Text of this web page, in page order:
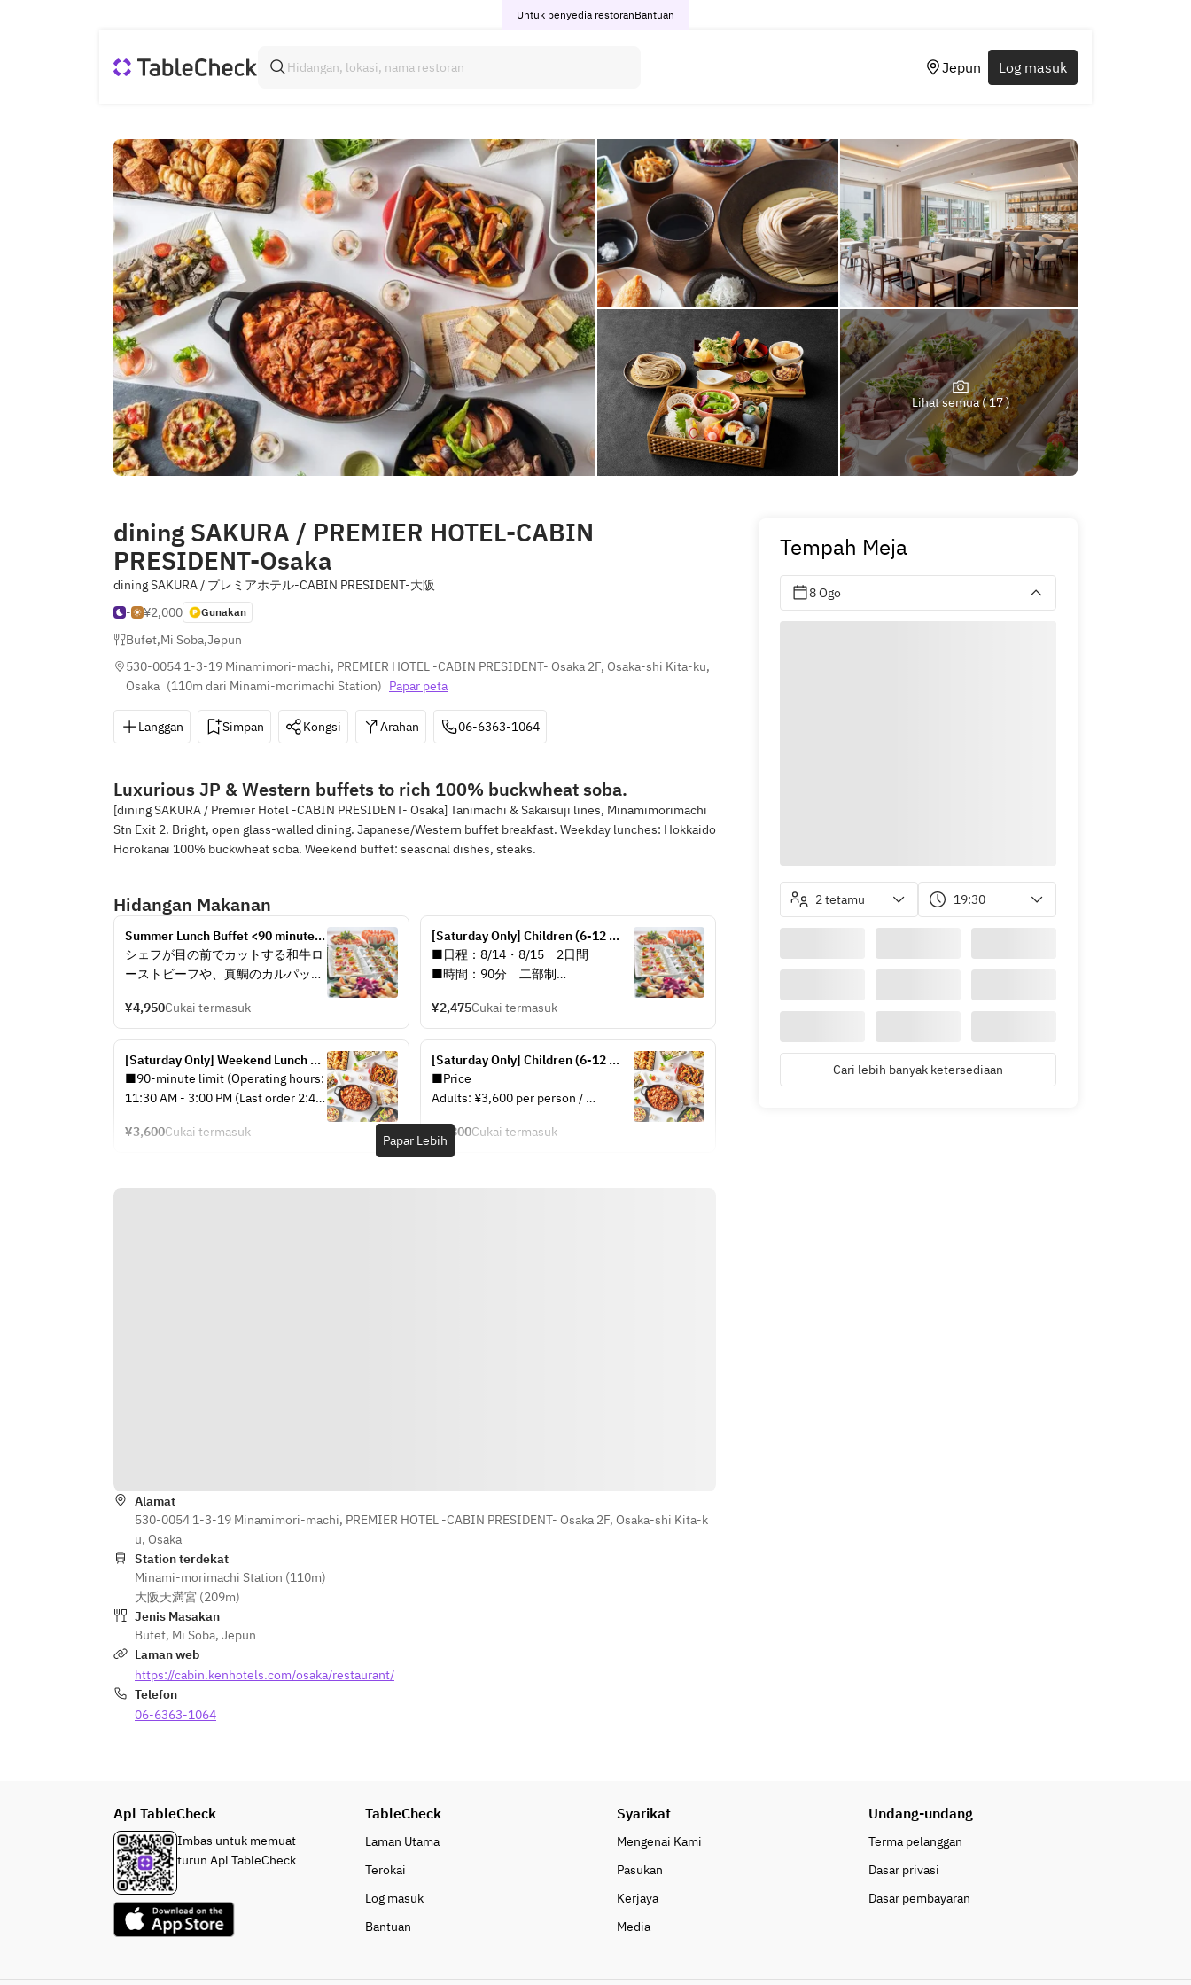
Untuk penyedia restoranBantuan
Jepun Log masuk
Lihat semua ( 17 )
dining SAKURA / PREMIER HOTEL-CABIN
PRESIDENT-Osaka
dining SAKURA / プレミアホテル-CABIN PRESIDENT-大阪
-
¥2,000 Gunakan
Bufet,Mi Soba,Jepun
530-0054 1-3-19 Minamimori-machi, PREMIER HOTEL -CABIN PRESIDENT- Osaka 2F, Osaka-shi Kita-ku,
Osaka (110m dari Minami-morimachi Station) Papar peta
Langgan Simpan Kongsi Arahan 06-6363-1064
Luxurious JP & Western buffets to rich 100% buckwheat soba.
[dining SAKURA / Premier Hotel -CABIN PRESIDENT- Osaka] Tanimachi & Sakaisuji lines, Minamimorimachi
Stn Exit 2. Bright, open glass-walled dining. Japanese/Western buffet breakfast. Weekday lunches: Hokkaido
Horokanai 100% buckwheat soba. Weekend buffet: seasonal dishes, steaks.
Hidangan Makanan
Summer Lunch Buffet <90 minutes,
two sessions>
シェフが目の前でカットする和牛ロ
ーストビーフや、真鯛のカルパッチ
プなど海の幸を盛り合わせた“フリ
ュイドメール”、海老天と夏の食材
の天麩羅など多彩なメニューをご用
意いたします。
マール海老のグリル」をプレゼン
に、是非ご利用くださいませ。
自家製鶏ハムの葱塩ソース／老舗京
豆腐のお豆腐と烏賊のチョレギサラ
ダ／ホテルメイドのポテトサラダ／
彩り野菜と小エビのエスニックサラ
ダ／ローストポークのデリサラダ風
／サーモンとズッキーニのマリネ／
トウモロコシのブランマンジェ／‶
パンとエスプレッソと″のプレミア
ブレッド使用 厚焼き玉子サンドイッ
チ／和牛ブリオッシュバーガー、枝
豆フムスのオープンサンド
鰻の混ぜご飯／赤魚の柚庵焼き／和
ティアン／白身魚のソテー プロバン
ス風／本日のキッシュ／ガスパチョ
スープ／牛すじカレー／大阪名物肉
吸い／豚の角煮／あたり雲丹の冷製
茶碗蒸し／おぼろ豆腐／海老と季節
の食材を使った天婦羅／豚汁／白ご
飯
¥4,950Cukai termasuk
[Saturday Only] Children (6-12
years old) / Weekend Lunch Buffet
≪90-minute limit≫
■日程：8/14・8/15　2日間
■時間：90分　二部制
13:30～15:00）
6～12歳　2,475円／5歳以下　無料
¥2,475Cukai termasuk
[Saturday Only] Weekend Lunch
Buffet (90-minute limit)
■90-minute limit (Operating hours:
11:30 AM - 3:00 PM (Last order 2:45
Alcohol-free flow option
¥3,600Cukai termasuk
[Saturday Only] Children (6-12
years old) / Weekend Lunch Buffet
≪90-minute limit≫
■Price
Adults: ¥3,600 per person /
person / Children under 5: Free
¥1,800Cukai termasuk
Papar Lebih
Alamat
530-0054 1-3-19 Minamimori-machi, PREMIER HOTEL -CABIN PRESIDENT- Osaka 2F, Osaka-shi Kita-k
u, Osaka
Station terdekat
Minami-morimachi Station (110m)
大阪天満宮 (209m)
Jenis Masakan
Bufet, Mi Soba, Jepun
Laman web
https://cabin.kenhotels.com/osaka/restaurant/
Telefon
06-6363-1064
Tempah Meja
8 Ogo
2 tetamu 19:30
Cari lebih banyak ketersediaan
Apl TableCheck
Imbas untuk memuat
turun Apl TableCheck
TableCheck
Laman Utama
Terokai
Log masuk
Bantuan
Syarikat
Mengenai Kami
Pasukan
Kerjaya
Media
Undang-undang
Terma pelanggan
Dasar privasi
Dasar pembayaran